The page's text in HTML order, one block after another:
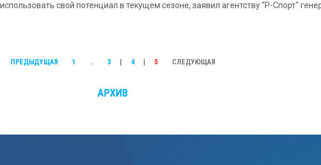
свой потенциал в текущем сезоне, заявил агентству "Р-Спорт"
ПРЕДЫДУЩАЯ 1 .. 3 4 5 СЛЕДУЮЩАЯ
АРХИВ